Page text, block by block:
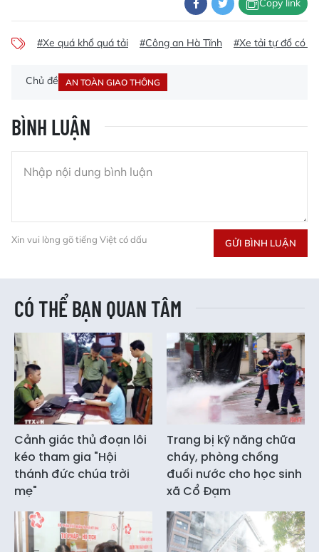
Copy link
#Xe quá khổ quá tải #Công an Hà Tĩnh #Xe tải tự đổ có
Chủ đề AN TOÀN GIAO THÔNG
BÌNH LUẬN
Xin vui lòng gõ tiếng Việt có dấu GỬI BÌNH LUẬN
CÓ THỂ BẠN QUAN TÂM
Cảnh giác thủ đoạn lôi
kéo tham gia "Hội
thánh đức chúa trời
mẹ"
Trang bị kỹ năng chữa
cháy, phòng chống
đuối nước cho học sinh
xã Cổ Đạm